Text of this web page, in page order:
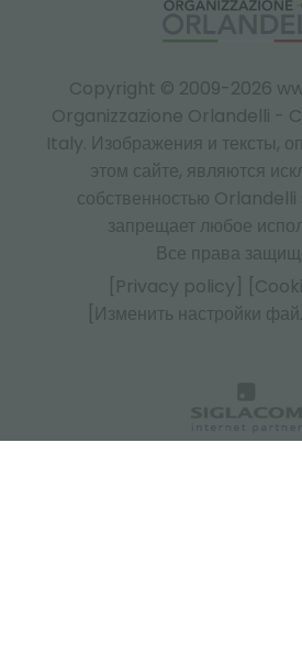
Copyright © 2009-2026
Organizzazione Orlandelli -
Italy. Изображения и тексты,
этом сайте, являются
собственностью Orlandelli
запрещает любое
Все права
[Privacy policy]
[Изменить настройки